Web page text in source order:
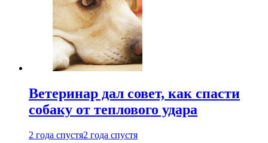
Ветеринар дал совет, как спасти
собаку от теплового удара
2 года спустя2 года спустя